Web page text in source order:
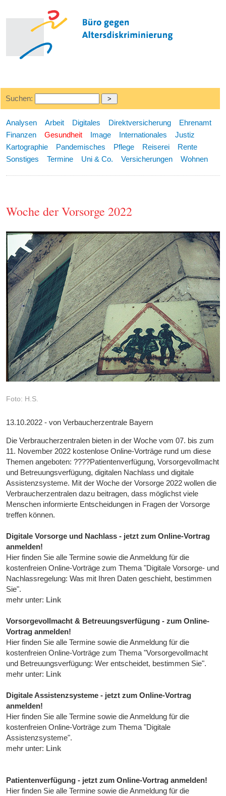
Suchen:
Analysen Arbeit Digitales Direktversicherung
Ehrenamt
Finanzen
Gesundheit Image Internationales
Justiz
Kartographie
Pandemisches Pflege Reiserei
Rente
Sonstiges
Termine Uni & Co. Versicherungen Wohnen
Woche der Vorsorge 2022
Foto: H.S.
13.10.2022 - von Verbaucherzentrale Bayern
Die Verbraucherzentralen bieten in der Woche vom 07. bis zum
11. November 2022 kostenlose Online-Vorträge rund um diese
Themen angeboten: ????Patientenverfügung, Vorsorgevollmacht
und Betreuungsverfügung, digitalen Nachlass und digitale
Assistenzsysteme. Mit der Woche der Vorsorge 2022 wollen die
Verbraucherzentralen dazu beitragen, dass möglichst viele
Menschen informierte Entscheidungen in Fragen der Vorsorge
treffen können.
Digitale Vorsorge und Nachlass - jetzt zum Online-Vortrag
anmelden!
Hier finden Sie alle Termine sowie die Anmeldung für die
kostenfreien Online-Vorträge zum Thema "Digitale Vorsorge- und
Nachlassregelung: Was mit Ihren Daten geschieht, bestimmen
Sie".
mehr unter: Link
Vorsorgevollmacht & Betreuungsverfügung - zum Online-
Vortrag anmelden!
Hier finden Sie alle Termine sowie die Anmeldung für die
kostenfreien Online-Vorträge zum Thema "Vorsorgevollmacht
und Betreuungsverfügung: Wer entscheidet, bestimmen Sie".
mehr unter: Link
Digitale Assistenzsysteme - jetzt zum Online-Vortrag
anmelden!
Hier finden Sie alle Termine sowie die Anmeldung für die
kostenfreien Online-Vorträge zum Thema "Digitale
Assistenzsysteme".
mehr unter: Link
Patientenverfügung - jetzt zum Online-Vortrag anmelden!
Hier finden Sie alle Termine sowie die Anmeldung für die